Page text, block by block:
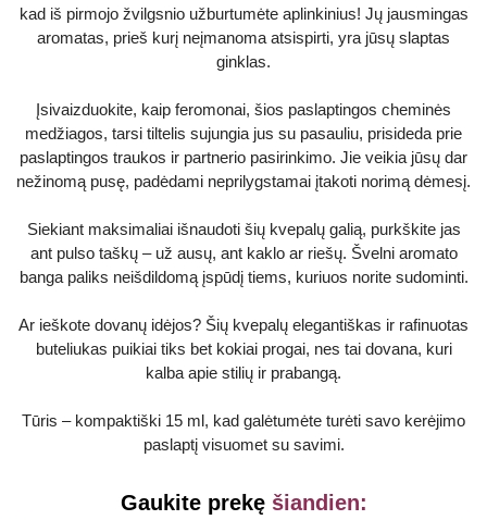
kad iš pirmojo žvilgsnio užburtumėte aplinkinius! Jų jausmingas
aromatas, prieš kurį neįmanoma atsispirti, yra jūsų slaptas
ginklas.
Įsivaizduokite, kaip feromonai, šios paslaptingos cheminės
medžiagos, tarsi tiltelis sujungia jus su pasauliu, prisideda prie
paslaptingos traukos ir partnerio pasirinkimo. Jie veikia jūsų dar
nežinomą pusę, padėdami neprilygstamai įtakoti norimą dėmesį.
Siekiant maksimaliai išnaudoti šių kvepalų galią, purkškite jas
ant pulso taškų – už ausų, ant kaklo ar riešų. Švelni aromato
banga paliks neišdildomą įspūdį tiems, kuriuos norite sudominti.
Ar ieškote dovanų idėjos? Šių kvepalų elegantiškas ir rafinuotas
buteliukas puikiai tiks bet kokiai progai, nes tai dovana, kuri
kalba apie stilių ir prabangą.
Tūris – kompaktiški 15 ml, kad galėtumėte turėti savo kerėjimo
paslaptį visuomet su savimi.
Gaukite prekę šiandien: